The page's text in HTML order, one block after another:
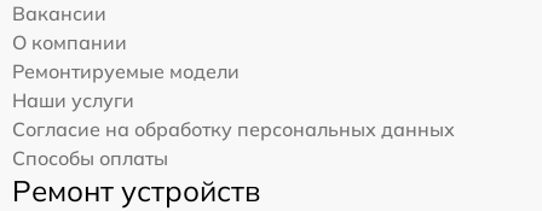
Вакансии
О компании
Ремонтируемые модели
Наши услуги
Согласие на обработку персональных данных
Способы оплаты
Ремонт устройств